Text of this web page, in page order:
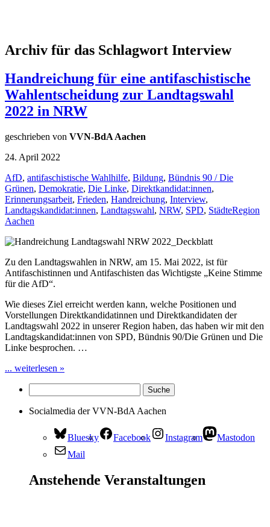
Archiv für das Schlagwort Interview
Handreichung für eine antifaschistische
Wahlentscheidung zur Landtagswahl
2022 in NRW
geschrieben von VVN-BdA Aachen
24. April 2022
AfD, antifaschistische Wahlhilfe, Bildung, Bündnis 90 / Die
Grünen, Demokratie, Die Linke, Direktkandidat:innen,
Erinnerungsarbeit, Frieden, Handreichung, Interview,
Landtagskandidat:innen, Landtagswahl, NRW, SPD, StädteRegion
Aachen
Zu den Landtagswahlen in NRW, am 15. Mai 2022, ist für
Antifaschistinnen und Antifaschisten das Wichtigste „Keine Stimme
für die AfD“.
Wie dieses Ziel erreicht werden kann, welche Positionen und
Vorstellungen Direktkandidatinnen und Direktkandidaten der
Landtagswahl 2022 in unserer Region haben, das haben wir mit den
Landtagskandidat:innen von SPD, Bündnis 90/Die Grünen und Die
Linke besprochen. …
... weiterlesen »
Socialmedia der VVN-BdA Aachen
Bluesky Facebook Instagram
Mastodon
Mail
Anstehende Veranstaltungen